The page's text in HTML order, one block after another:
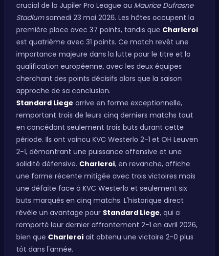
crucial de la Jupiler Pro League au Maurice Dufrasne
Stadiumsamedi 23 mai 2026. Les hôtes occupent la
première place avec 37 points, tandis que Charleroi
est quatrième avec 31 points. Ce match revêt une
importance majeure dans la lutte pour le titre et la
qualification européenne, avec les deux équipes
cherchant des points décisifs alors que la saison
approche de sa conclusion.
Standard Liege arrive en forme exceptionnelle,
remportant trois de leurs cinq derniers matchs tout
en concédant seulement trois buts durant cette
période. Ils ont vaincu KVC Westerlo 2-1 et OH Leuven
2-1, démontrant une puissance offensive et une
solidité défensive. Charleroi, en revanche, affiche
une forme récente mitigée avec trois victoires mais
une défaite face à KVC Westerlo et seulement six
buts marqués en cinq matchs. L'historique direct
révèle un avantage pour Standard Liege, qui a
remporté leur dernier affrontement 2-1 en avril 2026,
bien que Charleroi ait obtenu une victoire 2-0 plus
tôt dans l'année.